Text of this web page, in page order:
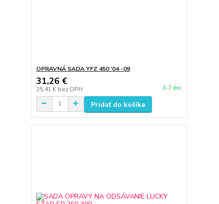
OPRAVNÁ SADA YFZ 450 '04 -09
31,26 €
25,41 € bez DPH 3-7 dní
Pridať do košíka